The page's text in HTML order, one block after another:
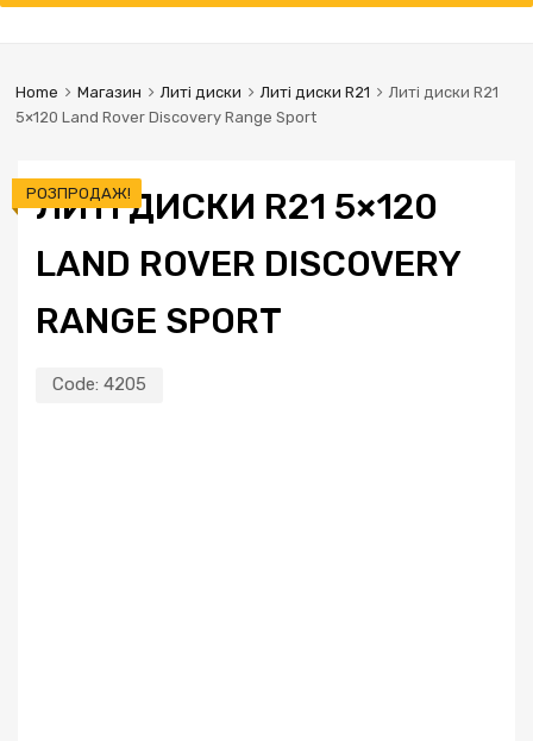
Home Магазин Литі диски Литі диски R21
Литі диски R21
5×120 Land Rover Discovery Range Sport
ЛИТІ ДИСКИ R21 5×120
LAND ROVER DISCOVERY
RANGE SPORT
Code: 4205
РОЗПРОДАЖ!